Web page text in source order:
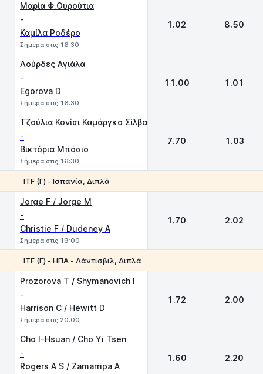
Μαρία Φ.Ουρούτια
-
Καμίλα Ροδέρο
Σήμερα στις 16:30
1.02 8.50
Λούρδες Αγιάλα
-
Egorova D
Σήμερα στις 16:30
11.00 1.01
Τζούλια Κονίσι Καμάργκο Σίλβα
-
Βικτόρια Μπόσιο
Σήμερα στις 16:30
7.70 1.03
ITF (Γ) - Ισπανία, Διπλά
Jorge F / Jorge M
-
Christie F / Dudeney A
Σήμερα στις 19:00
1.70 2.02
ITF (Γ) - ΗΠΑ - Λάντισβιλ, Διπλά
Prozorova T / Shymanovich I
-
Harrison C / Hewitt D
Σήμερα στις 20:00
1.72 2.00
Cho I-Hsuan / Cho Yi Tsen
-
Rogers A S / Zamarripa A
1.60 2.20